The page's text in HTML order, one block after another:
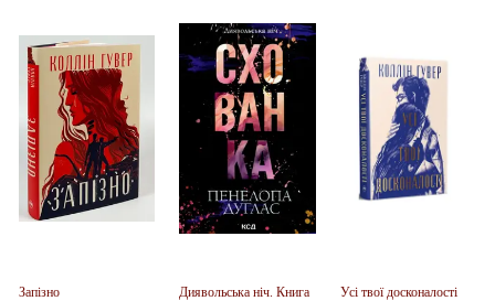
Запізно
Диявольська ніч. Книга
Усі твої досконалості